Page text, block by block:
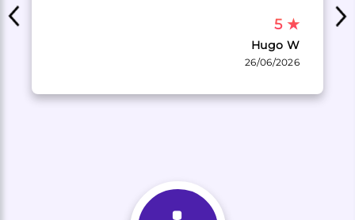
5 ★
Hugo W
26/06/2026